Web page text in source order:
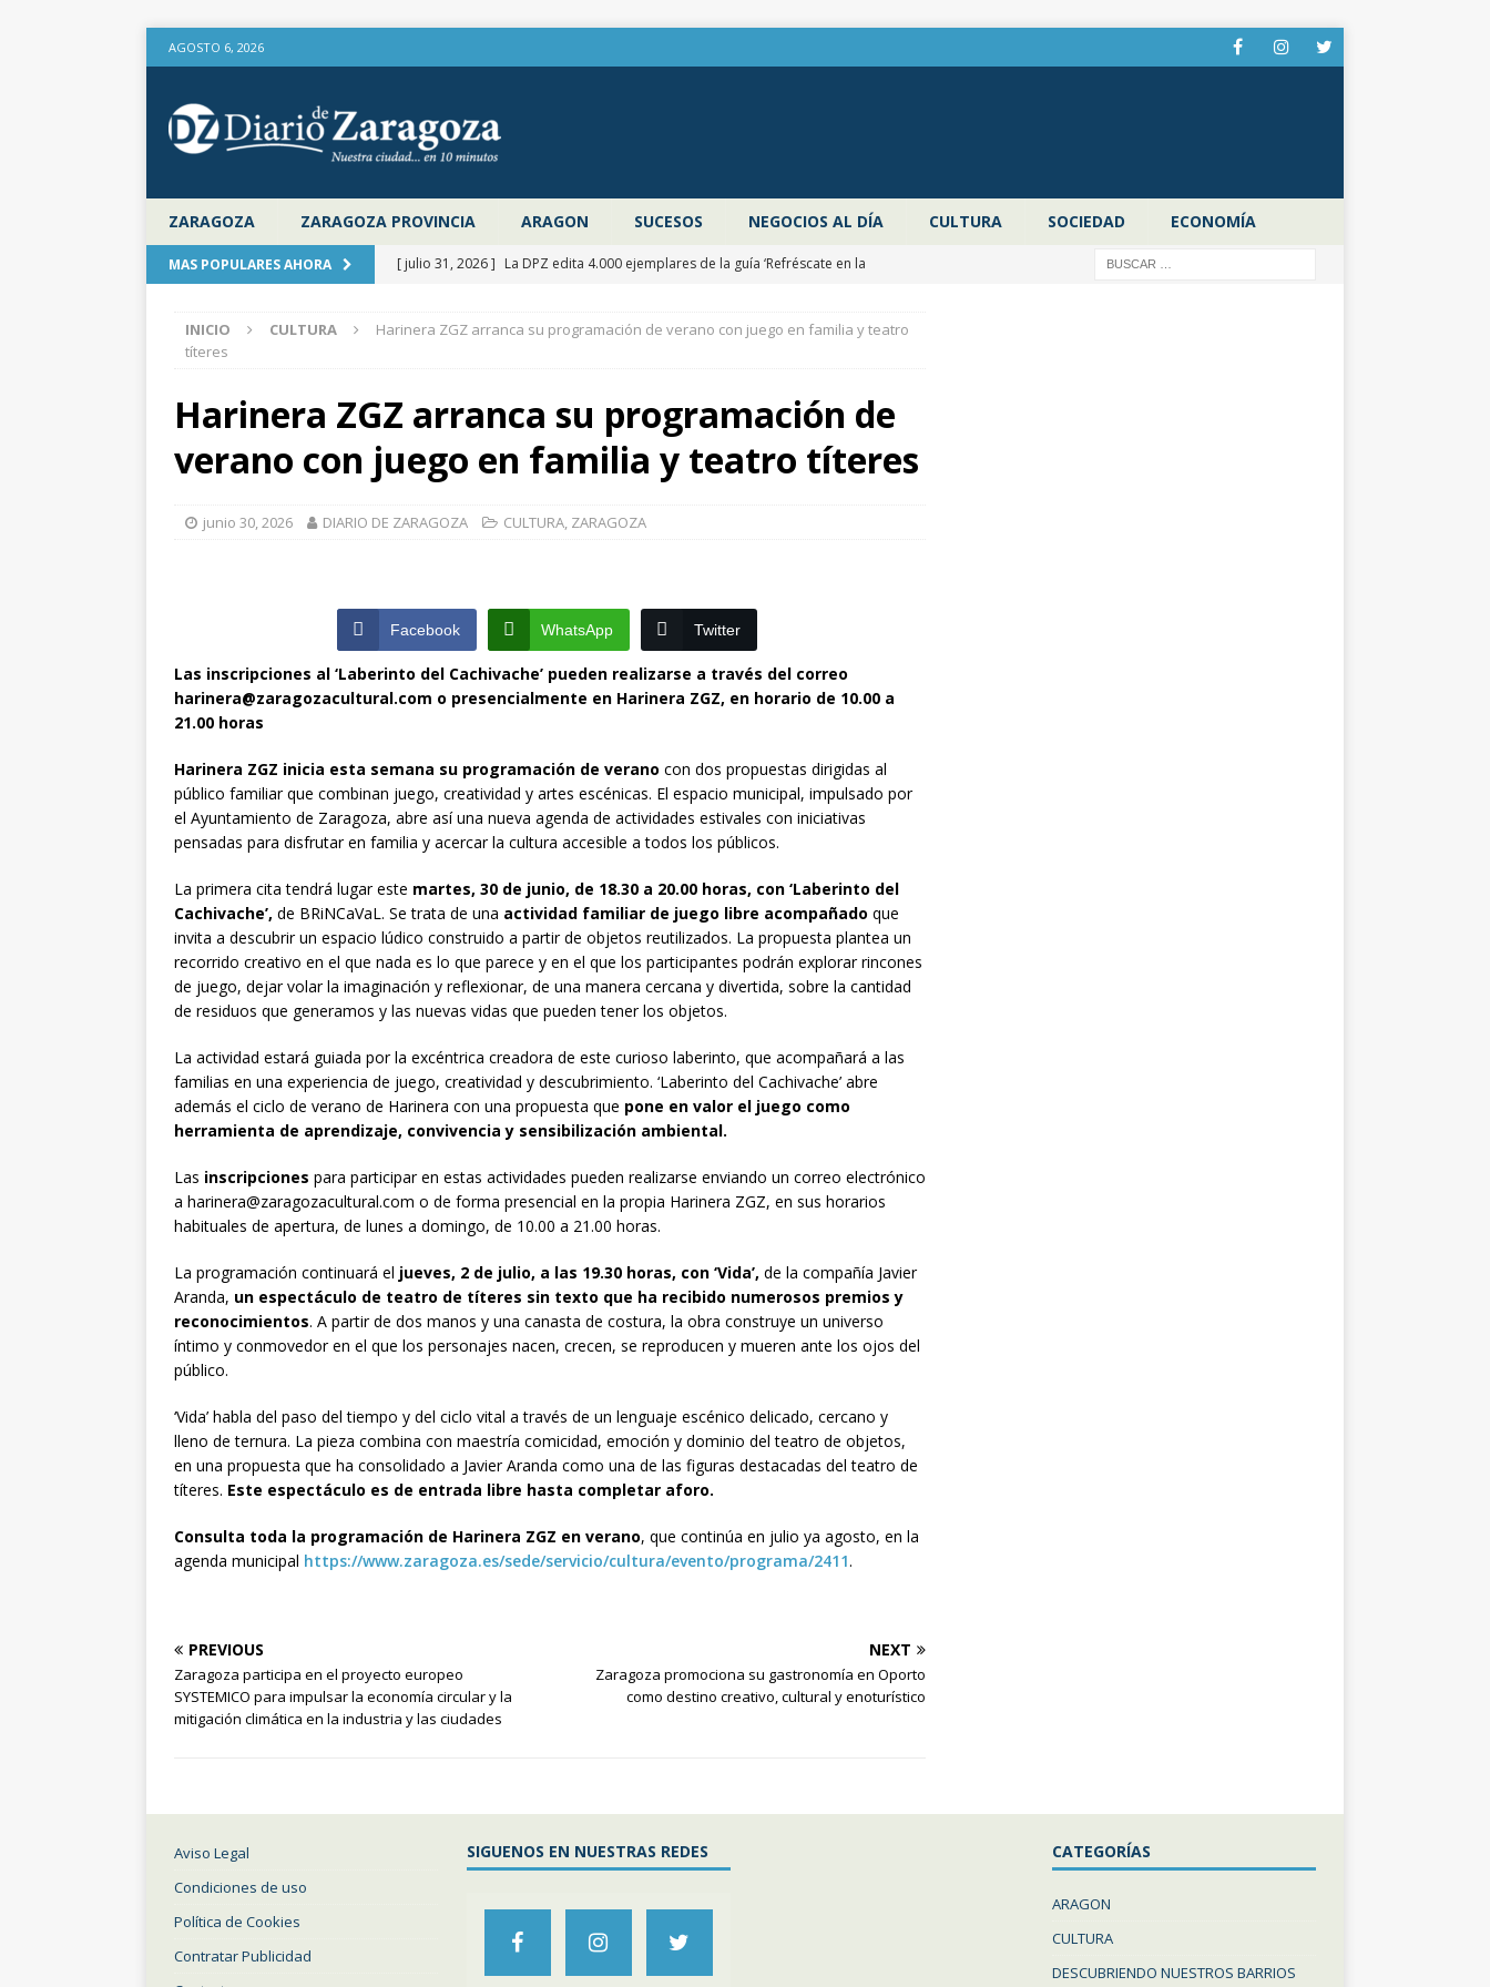
AGOSTO 6, 2026
ZARAGOZA ZARAGOZA PROVINCIA ARAGON SUCESOS NEGOCIOS AL DÍA CULTURA SOCIEDAD ECONOMÍA
MAS POPULARES AHORA [ julio 31, 2026 ] La DPZ edita 4.000 ejemplares de la guía ‘Refréscate en la
aire libre en el verano
ZARAGOZA PROVINCIA
la Diputación de Zaragoza con las entradas agotadas
CULTURA
[ julio 31, 2026 ] Zaragoza congela un año más los impuestos municipales y
[ julio 31, 2026 ] La Diputación de Zaragoza finaliza la restauración de la capilla
[ julio 31, 2026 ]
La Policía Nacional detiene a tres jóvenes a los que
interceptaron poco después de robar en el interior de más de media docena de
INICIO CULTURA
Harinera ZGZ arranca su programación de verano con juego en familia y teatro
títeres
Harinera ZGZ arranca su programación de
verano con juego en familia y teatro títeres
junio 30, 2026 DIARIO DE ZARAGOZA CULTURA, ZARAGOZA
Facebook WhatsApp Twitter
Las inscripciones al ‘Laberinto del Cachivache’ pueden realizarse a través del correo
harinera@zaragozacultural.com o presencialmente en Harinera ZGZ, en horario de 10.00 a
21.00 horas
Harinera ZGZ inicia esta semana su programación de verano con dos propuestas dirigidas al
público familiar que combinan juego, creatividad y artes escénicas. El espacio municipal, impulsado por
el Ayuntamiento de Zaragoza, abre así una nueva agenda de actividades estivales con iniciativas
pensadas para disfrutar en familia y acercar la cultura accesible a todos los públicos.
La primera cita tendrá lugar este martes, 30 de junio, de 18.30 a 20.00 horas, con ‘Laberinto del
Cachivache’, de BRiNCaVaL. Se trata de una actividad familiar de juego libre acompañado que
invita a descubrir un espacio lúdico construido a partir de objetos reutilizados. La propuesta plantea un
recorrido creativo en el que nada es lo que parece y en el que los participantes podrán explorar rincones
de juego, dejar volar la imaginación y reflexionar, de una manera cercana y divertida, sobre la cantidad
de residuos que generamos y las nuevas vidas que pueden tener los objetos.
La actividad estará guiada por la excéntrica creadora de este curioso laberinto, que acompañará a las
familias en una experiencia de juego, creatividad y descubrimiento. ‘Laberinto del Cachivache’ abre
además el ciclo de verano de Harinera con una propuesta que pone en valor el juego como
herramienta de aprendizaje, convivencia y sensibilización ambiental.
Las inscripciones para participar en estas actividades pueden realizarse enviando un correo electrónico
a harinera@zaragozacultural.com o de forma presencial en la propia Harinera ZGZ, en sus horarios
habituales de apertura, de lunes a domingo, de 10.00 a 21.00 horas.
La programación continuará el jueves, 2 de julio, a las 19.30 horas, con ‘Vida’, de la compañía Javier
Aranda, un espectáculo de teatro de títeres sin texto que ha recibido numerosos premios y
reconocimientos. A partir de dos manos y una canasta de costura, la obra construye un universo
íntimo y conmovedor en el que los personajes nacen, crecen, se reproducen y mueren ante los ojos del
público.
‘Vida’ habla del paso del tiempo y del ciclo vital a través de un lenguaje escénico delicado, cercano y
lleno de ternura. La pieza combina con maestría comicidad, emoción y dominio del teatro de objetos,
en una propuesta que ha consolidado a Javier Aranda como una de las figuras destacadas del teatro de
títeres. Este espectáculo es de entrada libre hasta completar aforo.
Consulta toda la programación de Harinera ZGZ en verano, que continúa en julio ya agosto, en la
agenda municipal https://www.zaragoza.es/sede/servicio/cultura/evento/programa/2411.
PREVIOUS
Zaragoza participa en el proyecto europeo
SYSTEMICO para impulsar la economía circular y la
mitigación climática en la industria y las ciudades
NEXT
Zaragoza promociona su gastronomía en Oporto
como destino creativo, cultural y enoturístico
Aviso Legal
Condiciones de uso
Política de Cookies
Contratar Publicidad
SIGUENOS EN NUESTRAS REDES CATEGORÍAS
ARAGON
CULTURA
DESCUBRIENDO NUESTROS BARRIOS